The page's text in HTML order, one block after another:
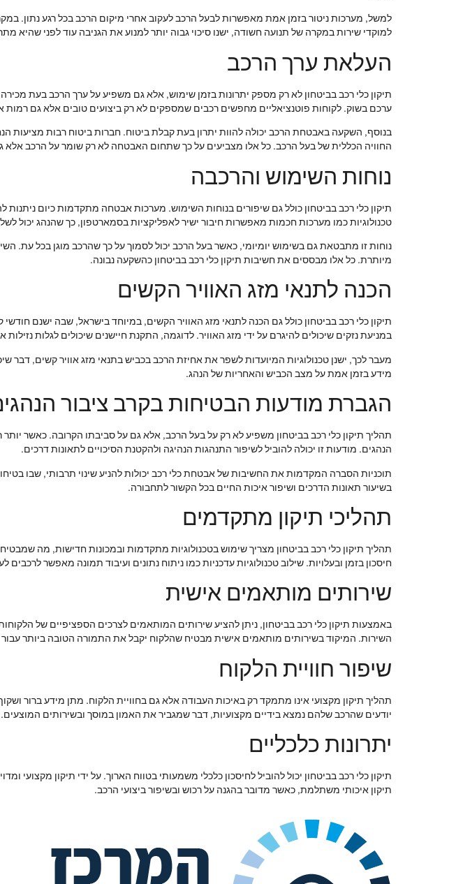
למשל, מערכות ניטור בזמן אמת מאפשרות לבעל הרכב לעקוב אחרי מיקום הרכב בכל רגע נתון.
למוקדי שירות במקרה של תנועה חשודה, ישנו סיכוי גבוה יותר למנוע את הגניבה עוד לפני שהיא
העלאת ערך הרכב
תיקון כלי רכב בביטחון לא רק מספק יתרונות בזמן שימוש, אלא גם משפיע על ערך הרכב בעת
ערכם בשוק. לקוחות פוטנציאליים מחפשים רכבים שמספקים לא רק ביצועים טובים אלא גם רמות
בנוסף, השקעה באבטחת הרכב יכולה להוות יתרון בעת קבלת ביטוח. חברות ביטוח רבות מציעות
החוויה הכללית של בעל הרכב. כל אלו מצביעים על כך שתחום האבטחה לא רק שומר על הרכב אלא
נוחות השימוש והרכבה
תיקון כלי רכב בביטחון כולל גם שיפורים בנוחות השימוש. מערכות אבטחה מתקדמות כיום
טכנולוגיות כמו מערכות חכמות מאפשרות חיבור ישיר לאפליקציות בסמארטפון, כך שהנהג יכול
נוחות זו מתבטאת גם בשימוש יומיומי, כאשר בעל הרכב יכול לסמוך על כך שהרכב מוגן בכל
מיותרת. כל אלו מבססים את חשיבות תיקון כלי רכב בביטחון כהשקעה נבונה.
הכנה לתנאי מזג האוויר הקשים
תיקון כלי רכב בביטחון כולל גם הכנה לתנאי מזג האוויר הקשים, במיוחד בישראל, שבה ישנם
במניעת נזקים שיכולים להיגרם על ידי מזג האוויר. לדוגמה, התקנת חיישנים שיכולים לגלות נזילות
מעבר לכך, ישנן טכנולוגיות המיועדות לשפר את אחיזת הרכב בכביש בתנאי מזג אוויר קשים,
מידע בזמן אמת על מצב הכביש והאחריות של הנהג.
הגברת מודעות הבטיחות בקרב ציבור
תהליך תיקון כלי רכב בביטחון משפיע לא רק על בעל הרכב, אלא גם על סביבתו הקרובה. כאשר
הנהגים. מודעות זו יכולה להוביל לשיפור התנהגות הנהיגה ולהקטנת הסיכויים לתאונות דרכים.
תוכניות הסברה המקדמות את החשיבות של אבטחת כלי רכב יכולות להניע שינוי תרבותי, שבו
בשיעור תאונות הדרכים ושיפור איכות החיים בכל הקשור לתחבורה.
תהליכי תיקון מתקדמים
תהליך תיקון כלי רכב בביטחון מצריך שימוש בטכנולוגיות מתקדמות ובמכונות חדישות, מה
חיסכון בזמן ובעלויות. שילוב טכנולוגיות עדכניות כמו ניתוח נתונים ועיבוד תמונה מאפשר
שירותים מותאמים אישית
באמצעות תיקון כלי רכב בביטחון, ניתן להציע שירותים המותאמים לצרכים הספציפיים של
השירות. המיקוד בשירותים מותאמים אישית מבטיח שהלקוח יקבל את התמורה הטובה ביותר עבור
שיפור חוויית הלקוח
תהליך תיקון מקצועי אינו מתמקד רק באיכות העבודה אלא גם בחוויית הלקוח. מתן מידע ברור
יודעים שהרכב שלהם נמצא בידיים מקצועיות, דבר שמגביר את האמון במוסך ובשירותים המוצעים.
יתרונות כלכליים
תיקון כלי רכב בביטחון יכול להוביל לחיסכון כלכלי משמעותי בטווח הארוך. על ידי תיקון
תיקון איכותי משתלמת, כאשר מדובר בהגנה על רכוש ובשיפור ביצועי הרכב.